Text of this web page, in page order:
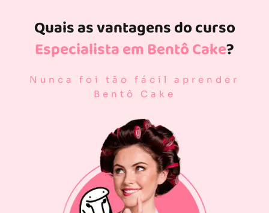
Quais as vantagens do curso
Especialista em Bentô Cake?
Nunca foi tão fácil aprender
Bentô Cake